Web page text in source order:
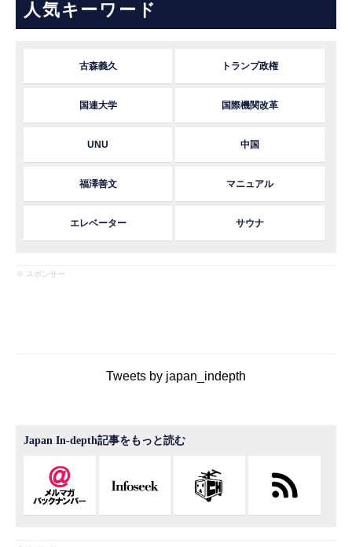
人気キーワード
古森義久 トランプ政権
国連大学 国際機関改革
UNU 中国
福澤善文 マニュアル
エレベーター サウナ
※ スポンサー
Tweets by japan_indepth
Japan In-depth記事をもっと読む